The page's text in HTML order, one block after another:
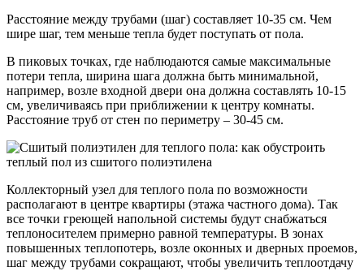
Расстояние между трубами (шаг) составляет 10-35 см. Чем
шире шаг, тем меньше тепла будет поступать от пола.
В пиковых точках, где наблюдаются самые максимальные
потери тепла, ширина шага должна быть минимальной,
например, возле входной двери она должна составлять 10-15
см, увеличиваясь при приближении к центру комнаты.
Расстояние труб от стен по периметру – 30-45 см.
Коллекторный узел для теплого пола по возможности
располагают в центре квартиры (этажа частного дома). Так
все точки греющей напольной системы будут снабжаться
теплоносителем примерно равной температуры. В зонах
повышенных теплопотерь, возле оконных и дверных проемов,
шаг между трубами сокращают, чтобы увеличить теплоотдачу